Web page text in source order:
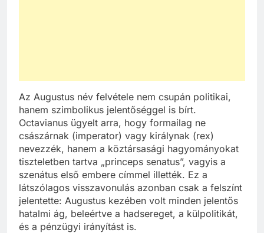
Az Augustus név felvétele nem csupán politikai,
hanem szimbolikus jelentőséggel is bírt.
Octavianus ügyelt arra, hogy formailag ne
császárnak (imperator) vagy királynak (rex)
nevezzék, hanem a köztársasági hagyományokat
tiszteletben tartva „princeps senatus”, vagyis a
szenátus első embere címmel illették. Ez a
látszólagos visszavonulás azonban csak a felszínt
jelentette: Augustus kezében volt minden jelentős
hatalmi ág, beleértve a hadsereget, a külpolitikát,
és a pénzügyi irányítást is.